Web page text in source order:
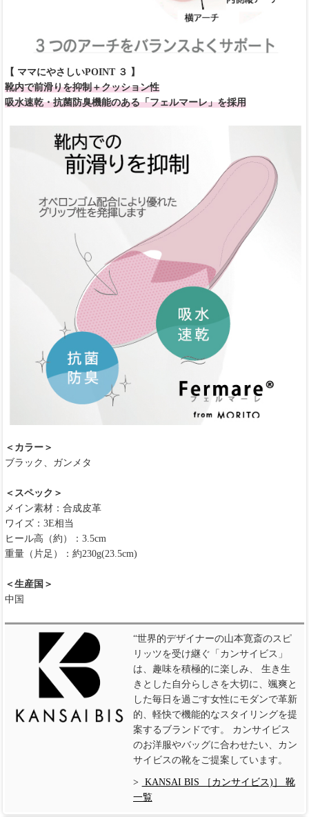
【 ママにやさしいPOINT ３ 】
靴内で前滑りを抑制＋クッション性
吸水速乾・抗菌防臭機能のある「フェルマーレ」を採用
＜カラー＞
ブラック、ガンメタ
＜スペック＞
メイン素材：合成皮革
ワイズ：3E相当
ヒール高（約）：3.5cm
重量（片足）：約230g(23.5cm)
＜生産国＞
中国
“世界的デザイナーの山本寛斎のスピ
リッツを受け継ぐ「カンサイビス」
は、趣味を積極的に楽しみ、 生き生
きとした自分らしさを大切に、颯爽と
した毎日を過ごす女性にモダンで革新
的、軽快で機能的なスタイリングを提
案するブランドです。 カンサイビス
のお洋服やバッグに合わせたい、カン
サイビスの靴をご提案しています。
KANSAI BIS ［カンサイビス)］ 靴
一覧